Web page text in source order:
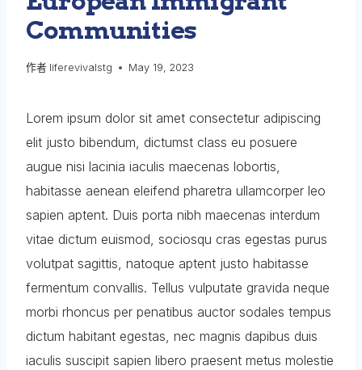
Communities
作者 liferevivalstg May 19, 2023
Lorem ipsum dolor sit amet consectetur adipiscing
elit justo bibendum, dictumst class eu posuere
augue nisi lacinia iaculis maecenas lobortis,
habitasse aenean eleifend pharetra ullamcorper leo
sapien aptent. Duis porta nibh maecenas interdum
vitae dictum euismod, sociosqu cras egestas purus
volutpat sagittis, natoque aptent justo habitasse
fermentum convallis. Tellus vulputate gravida neque
morbi rhoncus per penatibus auctor sodales tempus
dictum habitant egestas, nec magnis dapibus duis
iaculis suscipit sapien libero praesent metus molestie